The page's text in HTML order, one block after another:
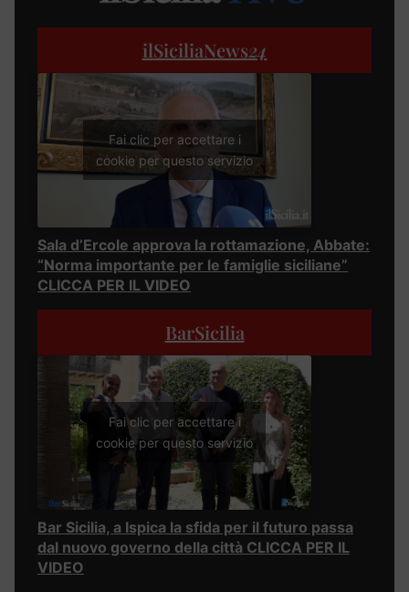
ilSiciliaNews24
Fai clic per accettare i
cookie per questo servizio
Sala d’Ercole approva la rottamazione, Abbate:
“Norma importante per le famiglie siciliane”
CLICCA PER IL VIDEO
BarSicilia
Fai clic per accettare i
cookie per questo servizio
Bar Sicilia, a Ispica la sfida per il futuro passa
dal nuovo governo della città CLICCA PER IL
VIDEO